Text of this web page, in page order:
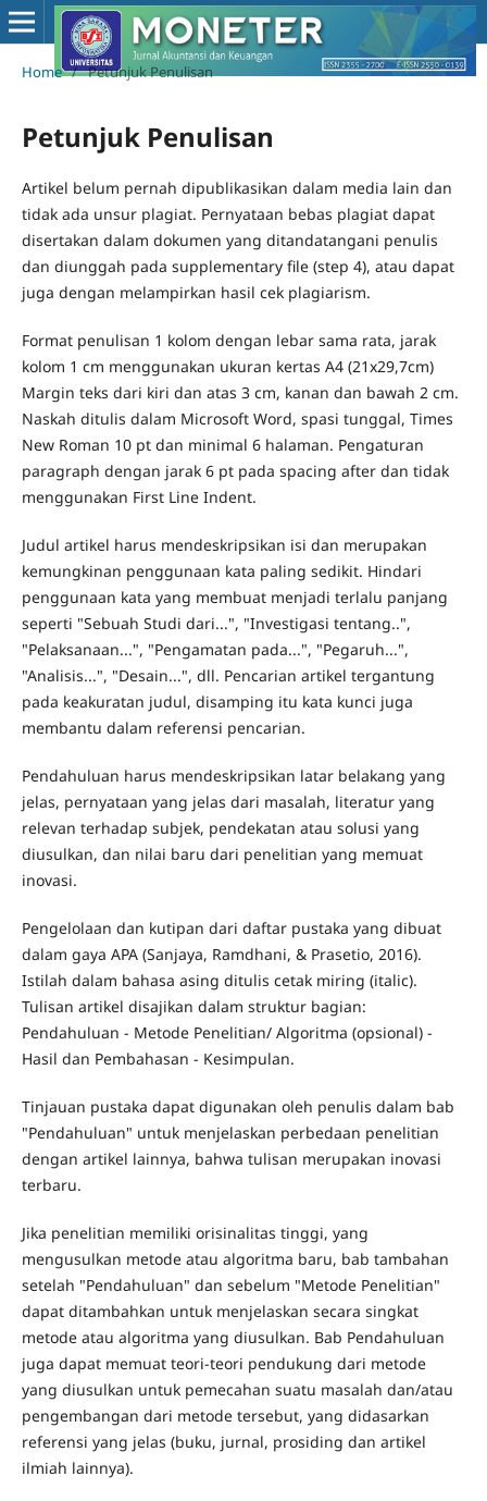
Home / Petunjuk Penulisan
Petunjuk Penulisan
Artikel belum pernah dipublikasikan dalam media lain dan
tidak ada unsur plagiat. Pernyataan bebas plagiat dapat
disertakan dalam dokumen yang ditandatangani penulis
dan diunggah pada supplementary file (step 4), atau dapat
juga dengan melampirkan hasil cek plagiarism.
Format penulisan 1 kolom dengan lebar sama rata, jarak
kolom 1 cm menggunakan ukuran kertas A4 (21x29,7cm)
Margin teks dari kiri dan atas 3 cm, kanan dan bawah 2 cm.
Naskah ditulis dalam Microsoft Word, spasi tunggal, Times
New Roman 10 pt dan minimal 6 halaman. Pengaturan
paragraph dengan jarak 6 pt pada spacing after dan tidak
menggunakan First Line Indent.
Judul artikel harus mendeskripsikan isi dan merupakan
kemungkinan penggunaan kata paling sedikit. Hindari
penggunaan kata yang membuat menjadi terlalu panjang
seperti "Sebuah Studi dari...", "Investigasi tentang..",
"Pelaksanaan...", "Pengamatan pada...", "Pegaruh...",
"Analisis...", "Desain...", dll. Pencarian artikel tergantung
pada keakuratan judul, disamping itu kata kunci juga
membantu dalam referensi pencarian.
Pendahuluan harus mendeskripsikan latar belakang yang
jelas, pernyataan yang jelas dari masalah, literatur yang
relevan terhadap subjek, pendekatan atau solusi yang
diusulkan, dan nilai baru dari penelitian yang memuat
inovasi.
Pengelolaan dan kutipan dari daftar pustaka yang dibuat
dalam gaya APA (Sanjaya, Ramdhani, & Prasetio, 2016).
Istilah dalam bahasa asing ditulis cetak miring (italic).
Tulisan artikel disajikan dalam struktur bagian:
Pendahuluan - Metode Penelitian/ Algoritma (opsional) -
Hasil dan Pembahasan - Kesimpulan.
Tinjauan pustaka dapat digunakan oleh penulis dalam bab
"Pendahuluan" untuk menjelaskan perbedaan penelitian
dengan artikel lainnya, bahwa tulisan merupakan inovasi
terbaru.
Jika penelitian memiliki orisinalitas tinggi, yang
mengusulkan metode atau algoritma baru, bab tambahan
setelah "Pendahuluan" dan sebelum "Metode Penelitian"
dapat ditambahkan untuk menjelaskan secara singkat
metode atau algoritma yang diusulkan. Bab Pendahuluan
juga dapat memuat teori-teori pendukung dari metode
yang diusulkan untuk pemecahan suatu masalah dan/atau
pengembangan dari metode tersebut, yang didasarkan
referensi yang jelas (buku, jurnal, prosiding dan artikel
ilmiah lainnya).